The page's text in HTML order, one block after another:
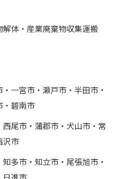
体・産業廃棄物収集運搬
一宮市・瀬戸市・半田市・
・碧南市
尾市・蒲郡市・犬山市・常
沢市
多市・知立市・尾張旭市・